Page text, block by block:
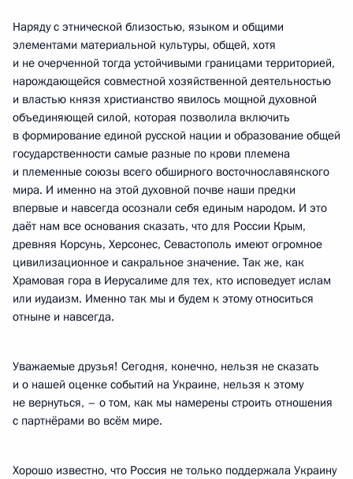
Наряду с этнической близостью, языком и общими
элементами материальной культуры, общей, хотя
и не очерченной тогда устойчивыми границами территорией,
нарождающейся совместной хозяйственной деятельностью
и властью князя христианство явилось мощной духовной
объединяющей силой, которая позволила включить
в формирование единой русской нации и образование общей
государственности самые разные по крови племена
и племенные союзы всего обширного восточнославянского
мира. И именно на этой духовной почве наши предки
впервые и навсегда осознали себя единым народом. И это
даёт нам все основания сказать, что для России Крым,
древняя Корсунь, Херсонес, Севастополь имеют огромное
цивилизационное и сакральное значение. Так же, как
Храмовая гора в Иерусалиме для тех, кто исповедует ислам
или иудаизм. Именно так мы и будем к этому относиться
отныне и навсегда.
Уважаемые друзья! Сегодня, конечно, нельзя не сказать
и о нашей оценке событий на Украине, нельзя к этому
не вернуться, – о том, как мы намерены строить отношения
с партнёрами во всём мире.
Хорошо известно, что Россия не только поддержала Украину